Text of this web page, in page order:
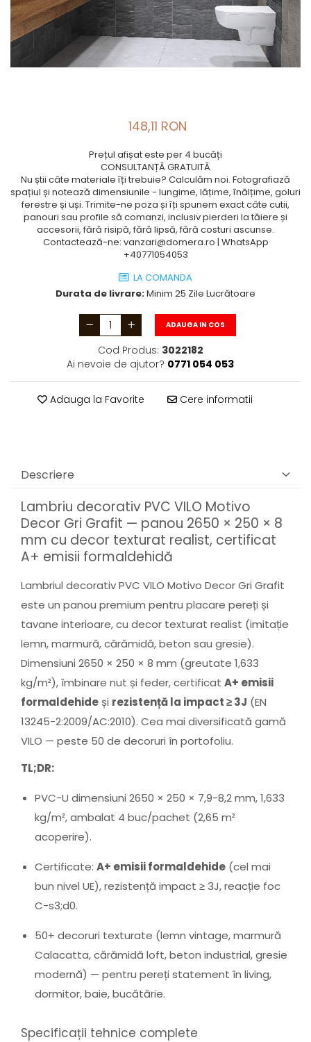
148,11 RON
Prețul afișat este per 4 bucăți
CONSULTANȚĂ GRATUITĂ
Nu știi câte materiale îți trebuie? Calculăm noi. Fotografiază
spațiul și notează dimensiunile - lungime, lățime, înălțime, goluri
ferestre și uși. Trimite-ne poza și îți spunem exact câte cutii,
panouri sau profile să comanzi, inclusiv pierderi la tăiere și
accesorii, fără risipă, fără lipsă, fără costuri ascunse.
Contactează-ne: vanzari@domera.ro | WhatsApp
+40771054053
LA COMANDA
Durata de livrare:Minim 25 Zile Lucrătoare
ADAUGA IN COS
Cod Produs: 3022182
Ai nevoie de ajutor? 0771 054 053
Adauga la Favorite Cere informatii
Descriere
Lambriu decorativ PVC VILO Motivo
Decor Gri Grafit — panou 2650 × 250 × 8
mm cu decor texturat realist, certificat
A+ emisii formaldehidă
Lambriul decorativ PVC VILO Motivo Decor Gri Grafit
este un panou premium pentru placare pereți și
tavane interioare, cu decor texturat realist (imitație
lemn, marmură, cărămidă, beton sau gresie).
Dimensiuni 2650 × 250 × 8 mm (greutate 1,633
kg/m²), îmbinare nut și feder, certificat A+ emisii
formaldehide și rezistență la impact ≥ 3J (EN
13245-2:2009/AC:2010). Cea mai diversificată gamă
VILO — peste 50 de decoruri în portofoliu.
TL;DR:
PVC-U dimensiuni 2650 × 250 × 7,9-8,2 mm, 1,633
kg/m², ambalat 4 buc/pachet (2,65 m²
acoperire).
Certificate: A+ emisii formaldehide (cel mai
bun nivel UE), rezistență impact ≥ 3J, reacție foc
C-s3;d0.
50+ decoruri texturate (lemn vintage, marmură
Calacatta, cărămidă loft, beton industrial, gresie
modernă) — pentru pereți statement în living,
dormitor, baie, bucătărie.
Specificații tehnice complete